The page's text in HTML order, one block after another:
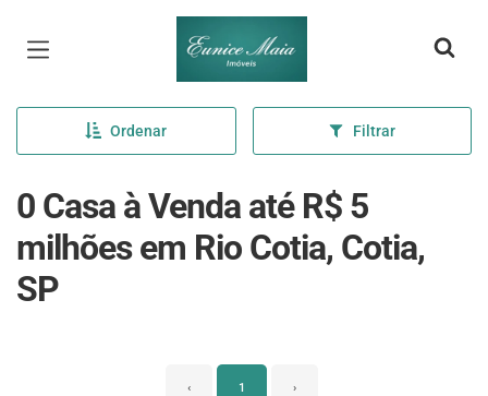
Página inicial
Ordenar Filtrar
0 Casa à Venda até R$ 5
milhões em Rio Cotia, Cotia,
SP
‹ 1 ›